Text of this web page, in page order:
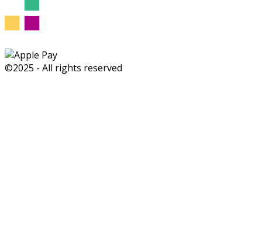
©2025 - All rights reserved